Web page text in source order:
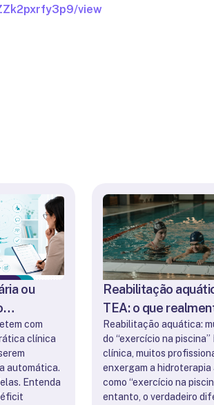
view
ou
Clínica
com
clínica
automática.
Entenda
Reabilitação
TEA: o que
diferencia o
prática
Reabilitação aquática:
do “exercício na
clínica, muitos
enxergam a hidroterapia
como “exercício na
entanto, o verdadeiro